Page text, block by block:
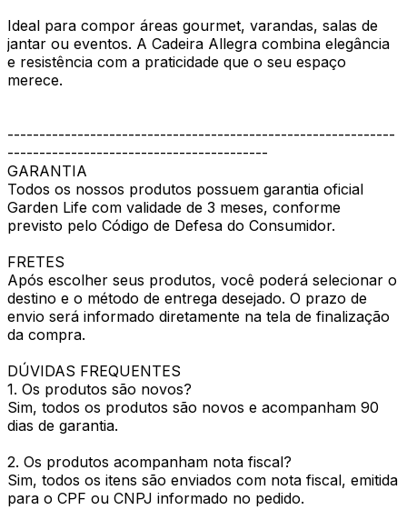
Ideal para compor áreas gourmet, varandas, salas de
jantar ou eventos. A Cadeira Allegra combina elegância
e resistência com a praticidade que o seu espaço
merece.
-------------------------------------------------------------
-----------------------------------------
GARANTIA
Todos os nossos produtos possuem garantia oficial
Garden Life com validade de 3 meses, conforme
previsto pelo Código de Defesa do Consumidor.
FRETES
Após escolher seus produtos, você poderá selecionar o
destino e o método de entrega desejado. O prazo de
envio será informado diretamente na tela de finalização
da compra.
DÚVIDAS FREQUENTES
1. Os produtos são novos?
Sim, todos os produtos são novos e acompanham 90
dias de garantia.
2. Os produtos acompanham nota fiscal?
Sim, todos os itens são enviados com nota fiscal, emitida
para o CPF ou CNPJ informado no pedido.